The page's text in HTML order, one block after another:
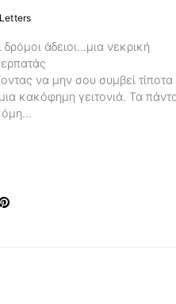
άδειοι…μια νεκρική
να μην σου συμβεί τίποτα
μια κακόφημη γειτονιά. Τα